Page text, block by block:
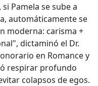
Pamela se sube a
automáticamente se
moderna: carisma +
dictaminó el Dr.
en Romance y
respirar profundo
colapsos de egos.